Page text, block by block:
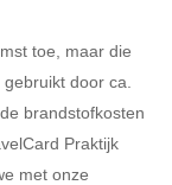
toe, maar die
door ca.
brandstofkosten
Praktijk
met onze